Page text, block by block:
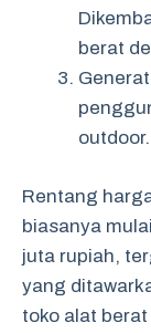
berat
outdoor.
Rentang
biasanya
juta rupiah,
yang
toko alat